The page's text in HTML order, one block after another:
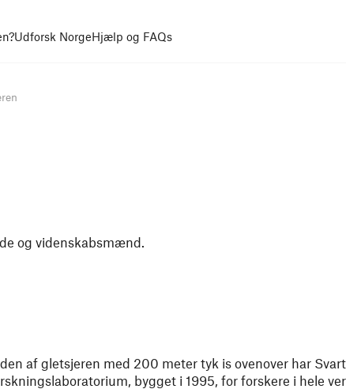
Udforsk NorgeHjælp og FAQs
og videnskabsmænd.
af ​​gletsjeren med 200 meter tyk is ovenover har
bygget i 1995, for forskere i hele